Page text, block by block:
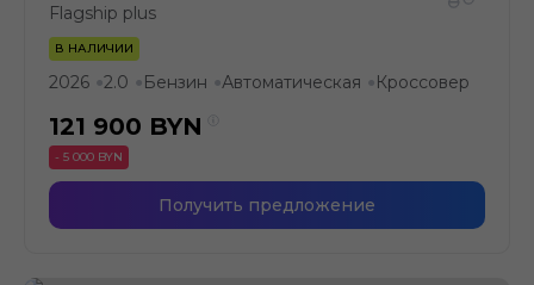
Flagship plus
В НАЛИЧИИ
2026 ●2.0 ● Бензин ●Автоматическая ● Кроссовер
121 900 BYN
- 5 000 BYN
Получить предложение